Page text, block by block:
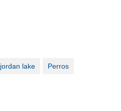
jordan lake Perros